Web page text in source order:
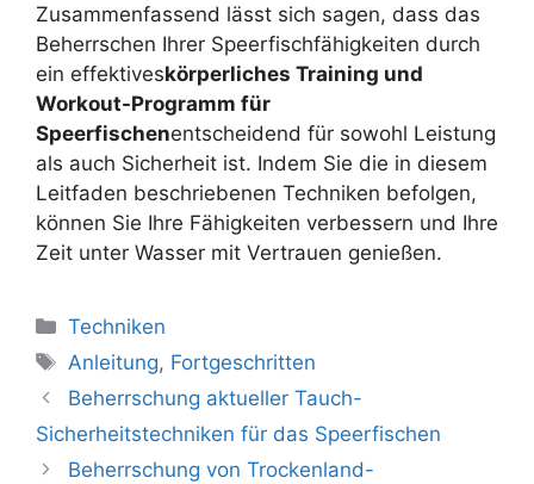
Zusammenfassend lässt sich sagen, dass das
Beherrschen Ihrer Speerfischfähigkeiten durch
ein effektiveskörperliches Training und
Workout-Programm für
Speerfischenentscheidend für sowohl Leistung
als auch Sicherheit ist. Indem Sie die in diesem
Leitfaden beschriebenen Techniken befolgen,
können Sie Ihre Fähigkeiten verbessern und Ihre
Zeit unter Wasser mit Vertrauen genießen.
Kategorien
Techniken
Schlagwörter
Anleitung, Fortgeschritten
Beherrschung aktueller Tauch-
Sicherheitstechniken für das Speerfischen
Beherrschung von Trockenland-